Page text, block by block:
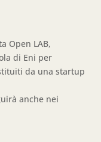
Open LAB,
di Eni per
da una startup
anche nei